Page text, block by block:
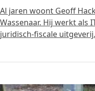
Al jaren woont Geoff
Wassenaar. Hij werkt als
juridisch-fiscale